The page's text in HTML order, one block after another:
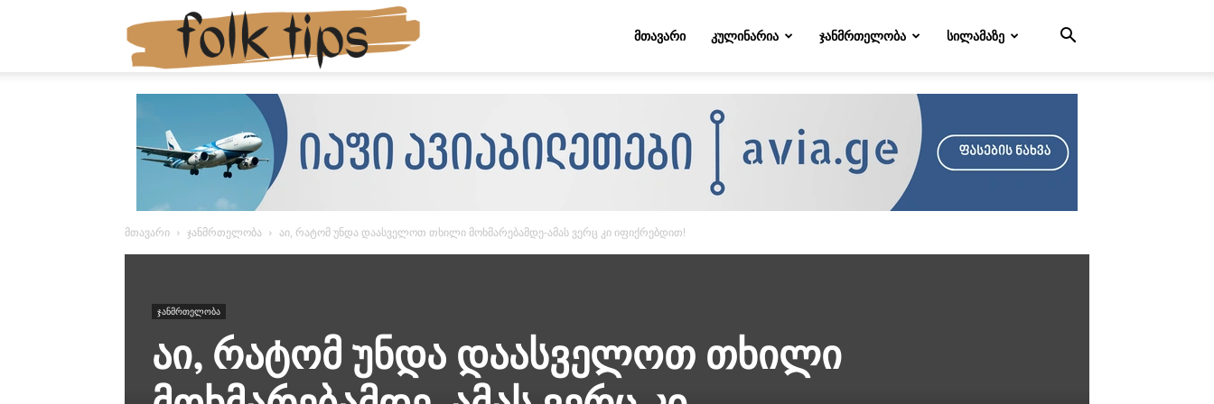
Folktips.org ᲛᲗᲐᲕᲐᲠᲘ ᲙᲣᲚᲘᲜᲐᲠᲘᲐ ᲯᲐᲜᲛᲠᲗᲔᲚᲝᲑᲐ ᲡᲘᲚᲐᲛᲐᲖᲔ
მთავარი ჯანმრთელობა აი, რატომ უნდა დაასველოთ თხილი მოხმარებამდე-ამას ვერც კი იფიქრებდით!
ჯანმრთელობა
აი, რატომ უნდა დაასველოთ თხილი